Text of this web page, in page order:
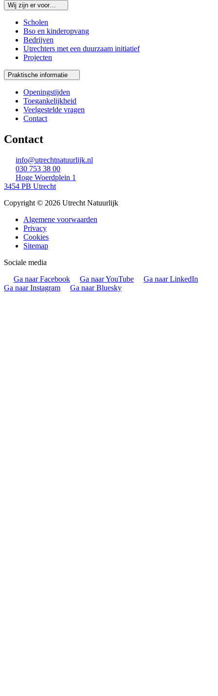
Wij zijn er voor…
Scholen
Bso en kinderopvang
Bedrijven
Utrechters met een duurzaam initiatief
Projecten
Praktische informatie
Openingstijden
Toegankelijkheid
Veelgestelde vragen
Contact
Contact
info@utrechtnatuurlijk.nl
030 753 38 00
Hoge Woerdplein 1
3454 PB Utrecht
Copyright © 2026 Utrecht Natuurlijk
Algemene voorwaarden
Privacy
Cookies
Sitemap
Sociale media
Ga naar Facebook
Ga naar YouTube
Ga naar LinkedIn
Ga naar Instagram
Ga naar Bluesky